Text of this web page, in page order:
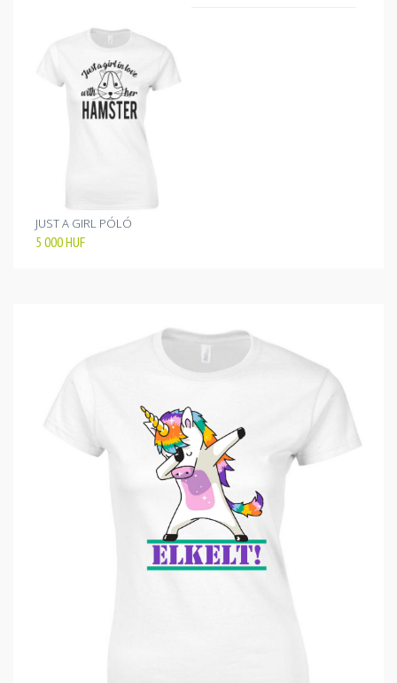
JUST A GIRL PÓLÓ
5 000HUF